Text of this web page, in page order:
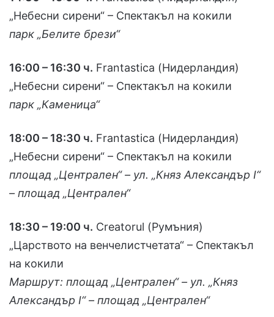
„Небесни сирени“ – Спектакъл на кокили
парк „Белите брези“
16:00 – 16:30 ч. Frantastica (Нидерландия)
„Небесни сирени“ – Спектакъл на кокили
парк „Каменица“
18:00 – 18:30 ч. Frantastica (Нидерландия)
„Небесни сирени“ – Спектакъл на кокили
площад „Централен“ – ул. „Княз Александър І“
– площад „Централен“
18:30 – 19:00 ч. Creatorul (Румъния)
„Царството на венчелистчетата“ – Спектакъл
на кокили
Маршрут: площад „Централен“ – ул. „Княз
Александър І“ – площад „Централен“